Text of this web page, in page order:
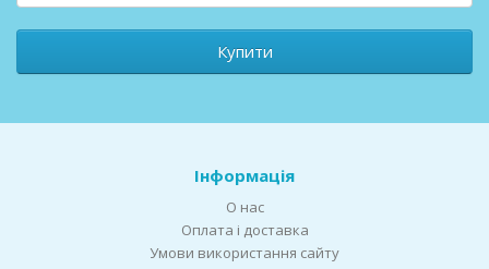
Купити
Інформація
О нас
Оплата і доставка
Умови використання сайту